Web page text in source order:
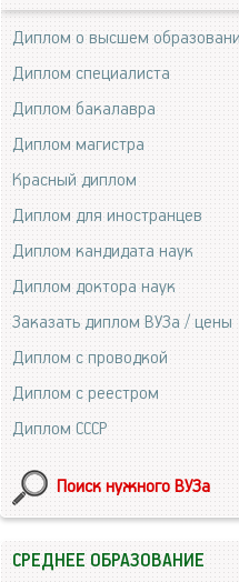
Диплом о высшем
Диплом специалиста
Диплом бакалавра
Диплом магистра
Красный диплом
Диплом для иностранцев
Диплом кандидата наук
Диплом доктора наук
Заказать диплом ВУЗа / цены
Диплом с проводкой
Диплом с реестром
Диплом СССР
Поиск нужного ВУЗа
СРЕДНЕЕ ОБРАЗОВАНИЕ